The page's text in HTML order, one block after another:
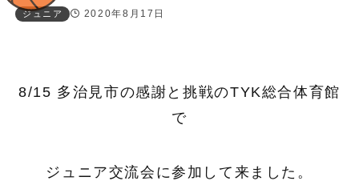
ジュニア 2020年8月17日
8/15 多治見市の感謝と挑戦のTYK総合体育館
で
ジュニア交流会に参加して来ました。